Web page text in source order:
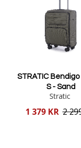
STRATIC
S - Sand
Stratic
Reducerat
1 379 KR 2